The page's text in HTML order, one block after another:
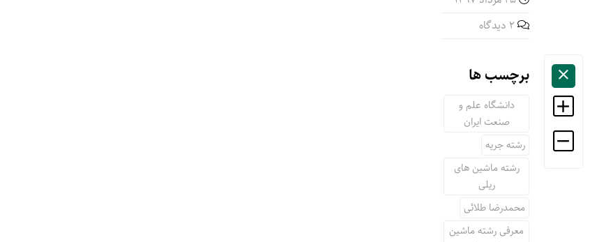
2 دیدگاه
برچسب ها
دانشگاه علم و
صنعت ایران
رشته جریه
رشته ماشین های
ریلی
محمدرضا طلائی
معرفی رشته ماشین